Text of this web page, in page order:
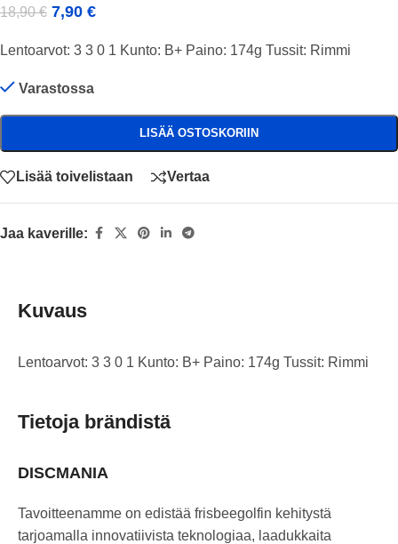
18,90€ 7,90 €
Lentoarvot: 3 3 0 1 Kunto: B+ Paino: 174g Tussit: Rimmi
Varastossa
LISÄÄ OSTOSKORIIN
Lisää toivelistaan Vertaa
Jaa kaverille:
Kuvaus
Lentoarvot: 3 3 0 1 Kunto: B+ Paino: 174g Tussit: Rimmi
Tietoja brändistä
DISCMANIA
Tavoitteenamme on edistää frisbeegolfin kehitystä
tarjoamalla innovatiivista teknologiaa, laadukkaita